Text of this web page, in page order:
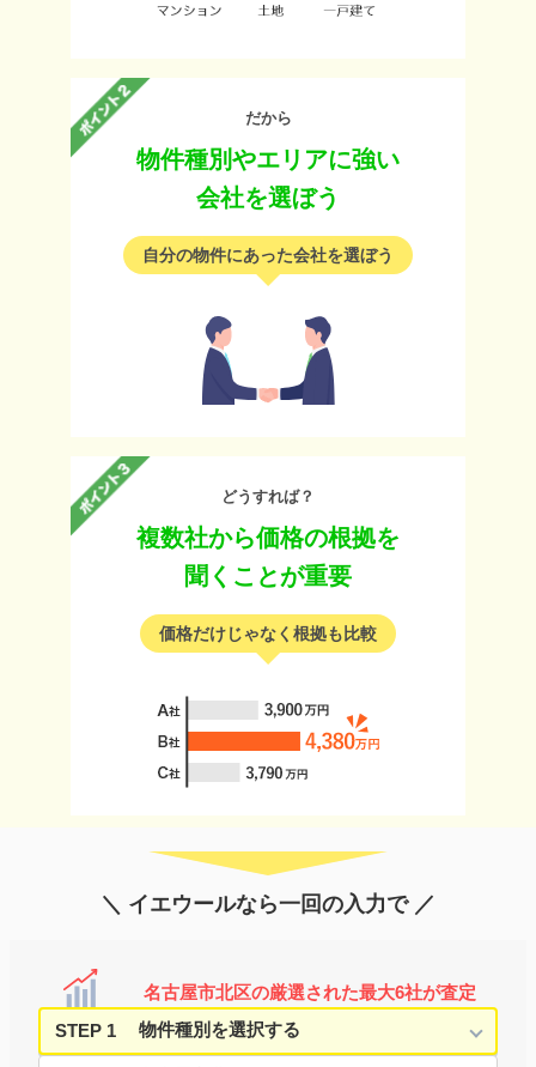
だから
物件種別やエリアに強い
会社を選ぼう
自分の物件にあった会社を選ぼう
どうすれば？
複数社から価格の根拠を
聞くことが重要
価格だけじゃなく根拠も比較
＼ イエウールなら一回の入力で ／
名古屋市北区の厳選された最大6社が査定
STEP 1